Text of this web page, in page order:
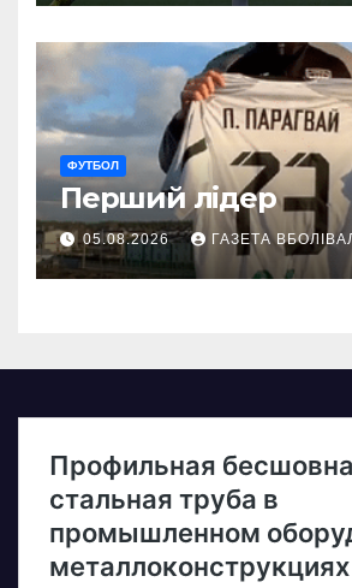
ФУТБОЛ
Перший лідер
05.08.2026 ГАЗЕТА